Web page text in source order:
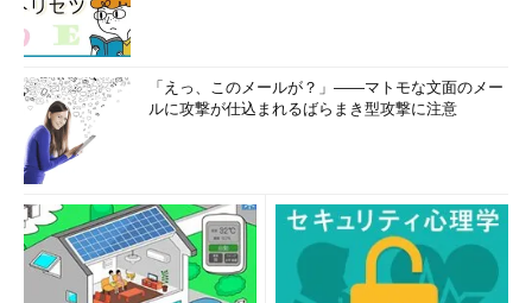
「えっ、このメールが？」――マトモな文面のメー
ルに攻撃が仕込まれるばらまき型攻撃に注意